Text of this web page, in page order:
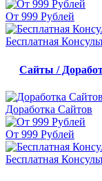
От 999 Рублей
Бесплатная
Сайты /
Доработка Сайтов
От 999 Рублей
Бесплатная